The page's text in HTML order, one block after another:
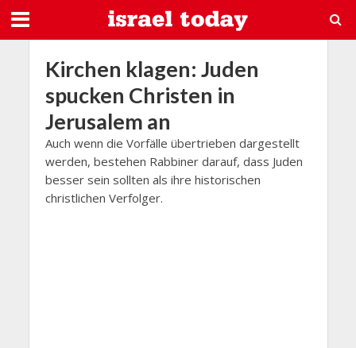
Kirchen klagen: Juden
spucken Christen in
Jerusalem an
Auch wenn die Vorfälle übertrieben dargestellt
werden, bestehen Rabbiner darauf, dass Juden
besser sein sollten als ihre historischen
christlichen Verfolger.